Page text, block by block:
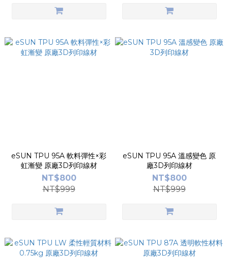
eSUN TPU 95A 軟料彈性×彩
虹漸變 原廠3D列印線材
NT$800
NT$999
eSUN TPU 95A 溫感變色 原
廠3D列印線材
NT$800
NT$999